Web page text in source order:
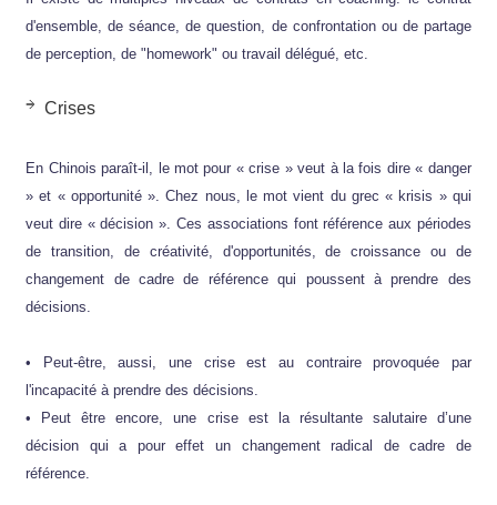
d'ensemble, de séance, de question, de confrontation ou de partage
de perception, de "homework" ou travail délégué, etc.
Crises
En Chinois paraît-il, le mot pour « crise » veut à la fois dire « danger
» et « opportunité ». Chez nous, le mot vient du grec « krisis » qui
veut dire « décision ». Ces associations font référence aux périodes
de transition, de créativité, d'opportunités, de croissance ou de
changement de cadre de référence qui poussent à prendre des
décisions.
• Peut-être, aussi, une crise est au contraire provoquée par
l'incapacité à prendre des décisions.
• Peut être encore, une crise est la résultante salutaire d’une
décision qui a pour effet un changement radical de cadre de
référence.